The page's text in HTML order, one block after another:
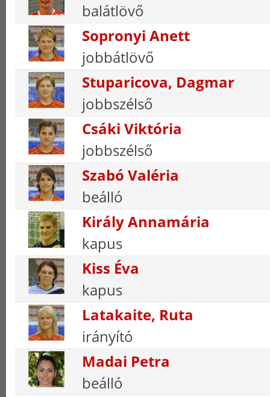
balátlövő
Sopronyi Anett
jobbátlövő
Stuparicova, Dagmar
jobbszélső
Csáki Viktória
jobbszélső
Szabó Valéria
beálló
Király Annamária
kapus
Kiss Éva
kapus
Latakaite, Ruta
irányító
Madai Petra
beálló